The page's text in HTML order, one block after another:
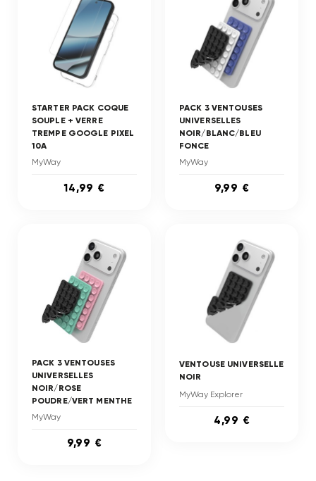
STARTER PACK COQUE
SOUPLE + VERRE
TREMPE GOOGLE PIXEL
10A
MyWay
14,99 €
PACK 3 VENTOUSES
UNIVERSELLES
NOIR/BLANC/BLEU
FONCE
MyWay
9,99 €
PACK 3 VENTOUSES
UNIVERSELLES
NOIR/ROSE
POUDRE/VERT MENTHE
MyWay
9,99 €
VENTOUSE UNIVERSELLE
NOIR
MyWay Explorer
4,99 €